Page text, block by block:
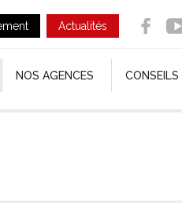
Actualités
NOS AGENCES CONSEILS